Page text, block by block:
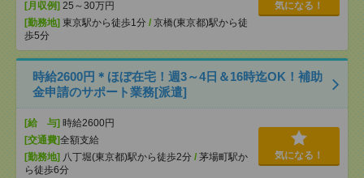
[月収例] 25～30万円
[勤務地] 東京駅から徒歩1分 / 京橋(東京都)駅から徒
歩5分
気になる！
時給2600円＊ほぼ在宅！週3～4日＆16時迄OK！補助
金申請のサポート業務[派遣]
[給 与] 時給2600円
[交通費]全額支給
[勤務地] 八丁堀(東京都)駅から徒歩2分 / 茅場町駅か
ら徒歩6分
気になる！